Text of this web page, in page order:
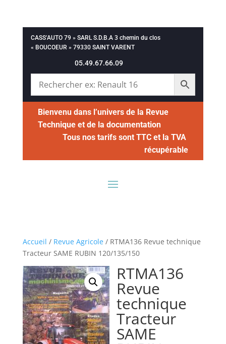
CASS’AUTO 79 » SARL S.D.B.A 3 chemin du clos
« BOUCOEUR » 79330 SAINT VARENT
05.49.67.66.09
Bienvenu dans l’univers de la Revue
Technique et de la documentation
Tous nos tarifs sont TTC et la TVA
récupérable
Accueil / Revue Agricole/ RTMA136 Revue technique
Tracteur SAME RUBIN 120/135/150
RTMA136
Revue
technique
Tracteur
SAME